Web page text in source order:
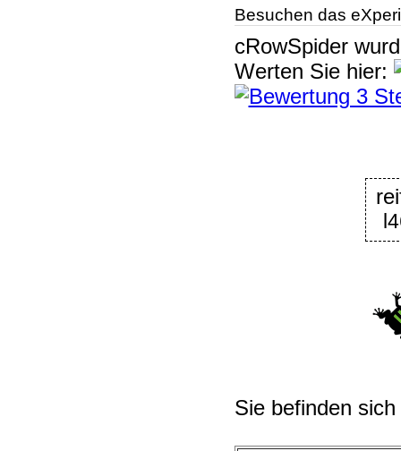
Besuchen das
cRowSpider
Werten Sie hier:
Sie befinden